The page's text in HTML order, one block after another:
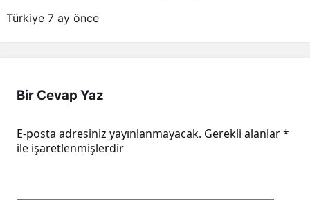
Türkiye 7 ay önce
Bir Cevap Yaz
E-posta adresiniz yayınlanmayacak. Gerekli alanlar*
ile işaretlenmişlerdir